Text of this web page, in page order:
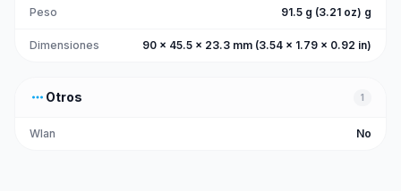
Peso 91.5 g (3.21 oz) g
Dimensiones 90 x 45.5 x 23.3 mm (3.54 x 1.79 x 0.92 in)
more_horiz Otros 1
Wlan No